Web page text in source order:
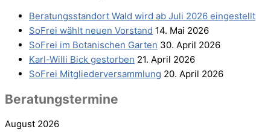
Bera­tungs­stand­ort Wald wird ab Juli 2026 eingestellt
SoFrei wählt neu­en Vorstand 14. Mai 2026
SoFrei im Bota­ni­schen Garten 30. April 2026
Karl-Wil­li Bick gestorben 21. April 2026
SoFrei Mit­glie­der­ver­samm­lung 20. April 2026
Bera­tungs­ter­mi­ne
August 2026